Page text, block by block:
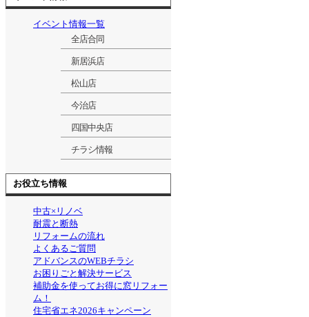
イベント情報一覧
全店合同
新居浜店
松山店
今治店
四国中央店
チラシ情報
お役立ち情報
中古×リノベ
耐震と断熱
リフォームの流れ
よくあるご質問
アドバンスのWEBチラシ
お困りごと解決サービス
補助金を使ってお得に窓リフォー
ム！
住宅省エネ2026キャンペーン